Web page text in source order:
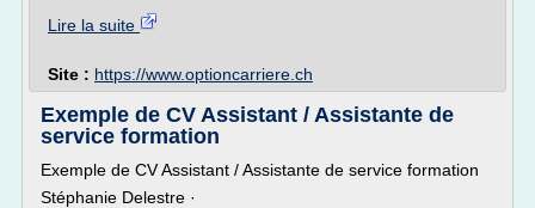
Lire la suite
Site : https://www.optioncarriere.ch
Exemple de CV Assistant / Assistante de
service formation
Exemple de CV Assistant / Assistante de service formation
Stéphanie Delestre ·